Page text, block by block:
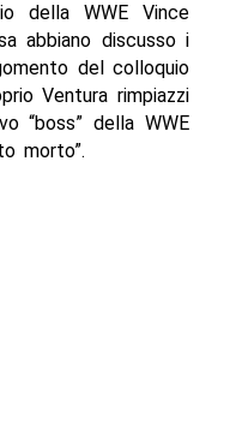
della WWE Vince
abbiano discusso i
del colloquio
Ventura rimpiazzi
“boss” della WWE
morto”.